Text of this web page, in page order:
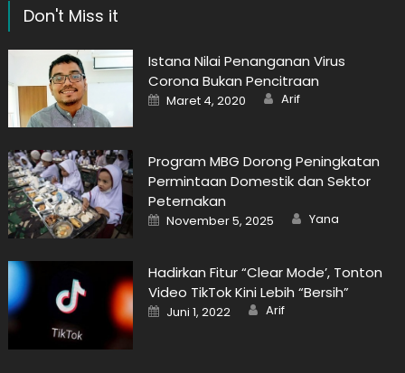
Don't Miss it
Istana Nilai Penanganan Virus
Corona Bukan Pencitraan
Posted
on
Maret 4, 2020 Author
Arif
Program MBG Dorong Peningkatan
Permintaan Domestik dan Sektor
Peternakan
Posted
on
November 5, 2025 Author
Yana
Hadirkan Fitur “Clear Mode’, Tonton
Video TikTok Kini Lebih “Bersih”
Posted
on
Juni 1, 2022 Author
Arif